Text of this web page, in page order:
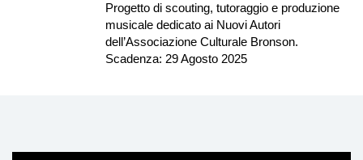
Progetto di scouting, tutoraggio e produzione
musicale dedicato ai Nuovi Autori
dell’Associazione Culturale Bronson.
Scadenza: 29 Agosto 2025